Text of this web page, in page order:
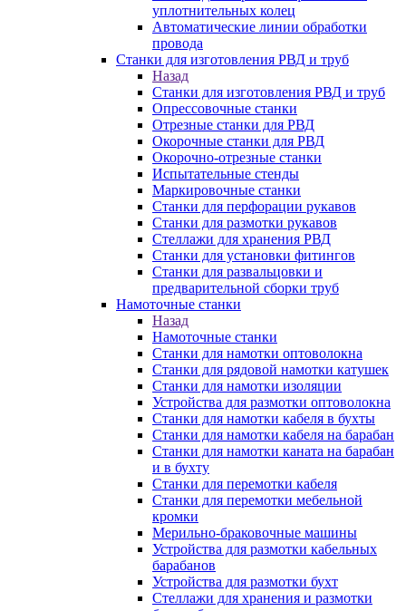
уплотнительных колец
Автоматические линии обработки
провода
Станки для изготовления РВД и труб
Назад
Станки для изготовления РВД и труб
Опрессовочные станки
Отрезные станки для РВД
Окорочные станки для РВД
Окорочно-отрезные станки
Испытательные стенды
Маркировочные станки
Станки для перфорации рукавов
Станки для размотки рукавов
Стеллажи для хранения РВД
Станки для установки фитингов
Станки для развальцовки и
предварительной сборки труб
Намоточные станки
Назад
Намоточные станки
Станки для намотки оптоволокна
Станки для рядовой намотки катушек
Станки для намотки изоляции
Устройства для размотки оптоволокна
Станки для намотки кабеля в бухты
Станки для намотки кабеля на барабан
Станки для намотки каната на барабан
и в бухту
Станки для перемотки кабеля
Станки для перемотки мебельной
кромки
Мерильно-браковочные машины
Устройства для размотки кабельных
барабанов
Устройства для размотки бухт
Стеллажи для хранения и размотки